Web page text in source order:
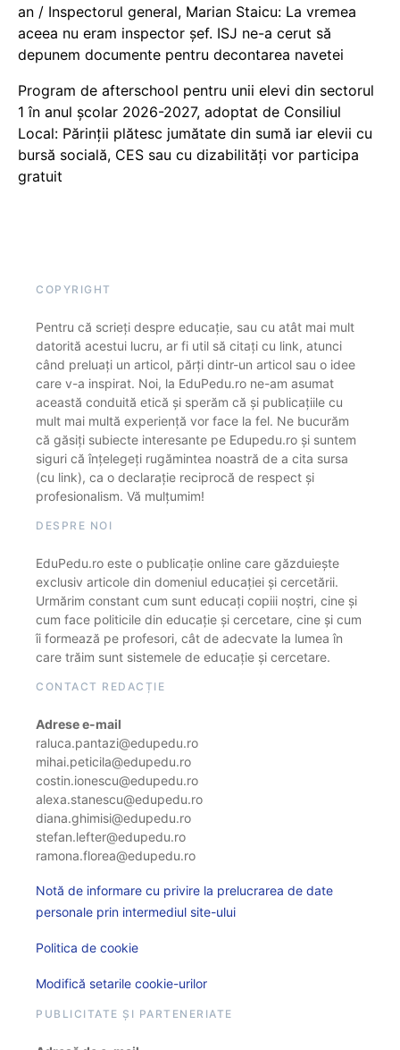
an / Inspectorul general, Marian Staicu: La vremea
aceea nu eram inspector șef. ISJ ne-a cerut să
depunem documente pentru decontarea navetei
Program de afterschool pentru unii elevi din sectorul
1 în anul școlar 2026-2027, adoptat de Consiliul
Local: Părinții plătesc jumătate din sumă iar elevii cu
bursă socială, CES sau cu dizabilităţi vor participa
gratuit
COPYRIGHT
Pentru că scrieți despre educație, sau cu atât mai mult
datorită acestui lucru, ar fi util să citați cu link, atunci
când preluați un articol, părți dintr-un articol sau o idee
care v-a inspirat. Noi, la EduPedu.ro ne-am asumat
această conduită etică și sperăm că și publicațiile cu
mult mai multă experiență vor face la fel. Ne bucurăm
că găsiți subiecte interesante pe Edupedu.ro și suntem
siguri că înțelegeți rugămintea noastră de a cita sursa
(cu link), ca o declarație reciprocă de respect și
profesionalism. Vă mulțumim!
DESPRE NOI
EduPedu.ro este o publicație online care găzduiește
exclusiv articole din domeniul educației și cercetării.
Urmărim constant cum sunt educați copiii noștri, cine și
cum face politicile din educație și cercetare, cine și cum
îi formează pe profesori, cât de adecvate la lumea în
care trăim sunt sistemele de educație și cercetare.
CONTACT REDACȚIE
Adrese e-mail
raluca.pantazi@edupedu.ro
mihai.peticila@edupedu.ro
costin.ionescu@edupedu.ro
alexa.stanescu@edupedu.ro
diana.ghimisi@edupedu.ro
stefan.lefter@edupedu.ro
ramona.florea@edupedu.ro
Notă de informare cu privire la prelucrarea de date
personale prin intermediul site-ului
Politica de cookie
Modifică setarile cookie-urilor
PUBLICITATE ȘI PARTENERIATE